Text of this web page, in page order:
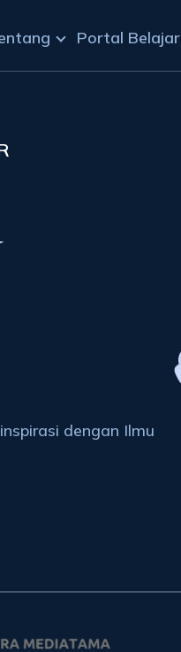
Portal Belajar
dengan Ilmu